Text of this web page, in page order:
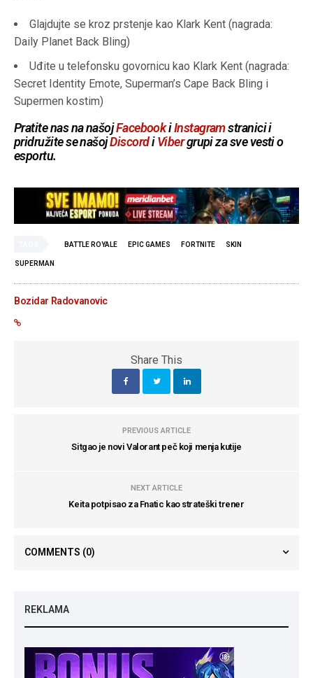
Glajdujte se kroz prstenje kao Klark Kent (nagrada:
Daily Planet Back Bling)
Uđite u telefonsku govornicu kao Klark Kent (nagrada:
Secret Identity Emote, Superman’s Cape Back Bling i
Supermen kostim)
Pratite nas na našojFacebookiInstagramstranici i
pridružite se našojDiscordiVibergrupi za sve vesti o
esportu.
BATTLE ROYALE EPIC GAMES FORTNITE SKIN
SUPERMAN
Bozidar Radovanovic
Share This
PREVIOUS ARTICLE
Sitgao je novi Valorant peč koji menja kutije
NEXT ARTICLE
Keita potpisao za Fnatic kao strateški trener
COMMENTS (0)
REKLAMA